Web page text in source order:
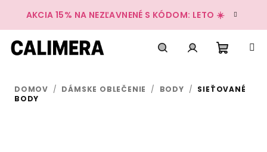
obsah
AKCIA 15% NA NEZĽAVNENÉ S KÓDOM: LETO ☀️
DOMOV / DÁMSKE OBLEČENIE / BODY / SIEŤOVANÉ
BODY